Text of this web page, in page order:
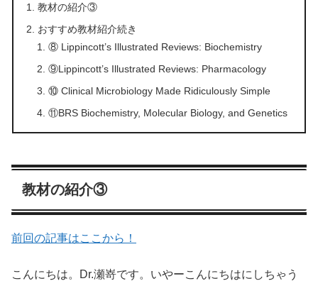
教材の紹介③
おすすめ教材紹介続き
⑧ Lippincott’s Illustrated Reviews: Biochemistry
⑨Lippincott’s Illustrated Reviews: Pharmacology
⑩ Clinical Microbiology Made Ridiculously Simple
⑪BRS Biochemistry, Molecular Biology, and Genetics
教材の紹介③
前回の記事はここから！
こんにちは。Dr.瀬嵜です。いやーこんにちはにしちゃう